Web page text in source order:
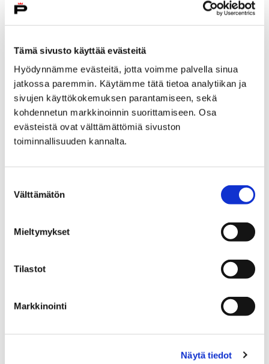
Tämä sivusto käyttää evästeitä
Hyödynnämme evästeitä, jotta voimme palvella sinua
jatkossa paremmin. Käytämme tätä tietoa analytiikan ja
sivujen käyttökokemuksen parantamiseen, sekä
kohdennetun markkinoinnin suorittamiseen. Osa
evästeistä ovat välttämättömiä sivuston
toiminnallisuuden kannalta.
valinta
Välttämätön
Mieltymykset
Tilastot
Markkinointi
Näytä tiedot
Etusivu Vapaa-aika
Liikunta
Tilavarausjärjestelmän käyttöehdot
Tilavarausjärjestelmän
käyttöehdot
Etusivu
Maahanmuuttajien neuvontapiste
Tietopaketti maahanmuuttajille